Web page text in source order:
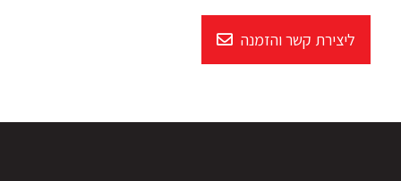
ליצירת קשר והזמנה